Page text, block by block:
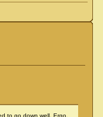
to go down well. Ergo,